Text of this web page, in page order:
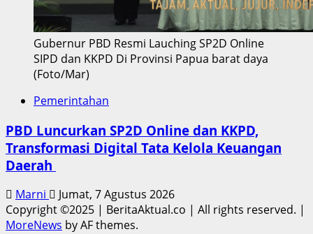
Gubernur PBD Resmi Lauching SP2D Online
SIPD dan KKPD Di Provinsi Papua barat daya
(Foto/Mar)
Pemerintahan
PBD Luncurkan SP2D Online dan KKPD,
Transformasi Digital Tata Kelola Keuangan
Daerah
Marni
Jumat, 7 Agustus 2026
Copyright ©2025 | BeritaAktual.co | All rights reserved. |
MoreNews by AF themes.